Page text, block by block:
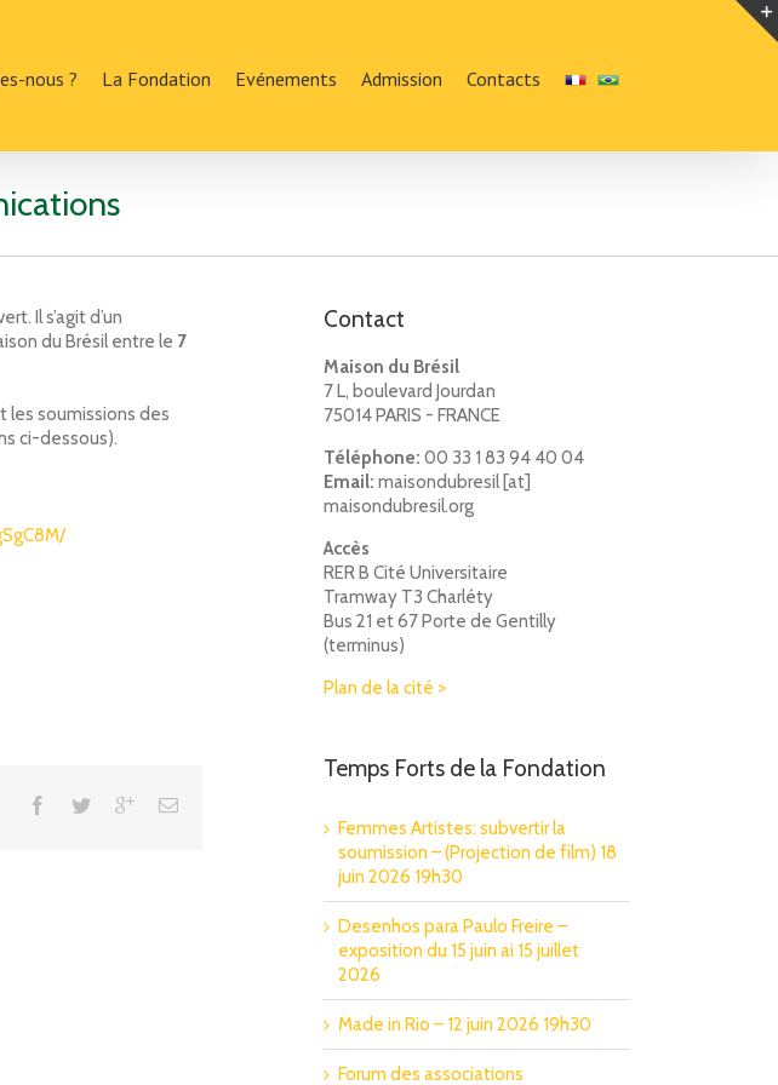
nous ? La Fondation Evénements Admission Contacts
Il s’agit d’un
du Brésil entre le 7
les soumissions des
ci-dessous).
Contact
Maison du Brésil
7 L, boulevard Jourdan
75014 PARIS - FRANCE
Téléphone: 00 33 1 83 94 40 04
Email: maisondubresil [at]
maisondubresil.org
Accès
RER B Cité Universitaire
Tramway T3 Charléty
Bus 21 et 67 Porte de Gentilly
(terminus)
Plan de la cité >
Temps Forts de la Fondation
Femmes Artistes: subvertir la
soumission – (Projection de film) 18
juin 2026 19h30
Desenhos para Paulo Freire –
exposition du 15 juin ai 15 juillet
2026
Made in Rio – 12 juin 2026 19h30
Forum des associations